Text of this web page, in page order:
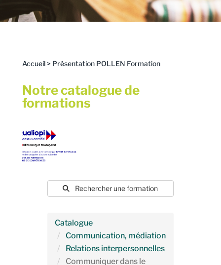
Accueil> Présentation POLLEN Formation
Notre catalogue de
formations
Rechercher une formation
Catalogue
Communication, médiation
Relations interpersonnelles
Communiquer dans le